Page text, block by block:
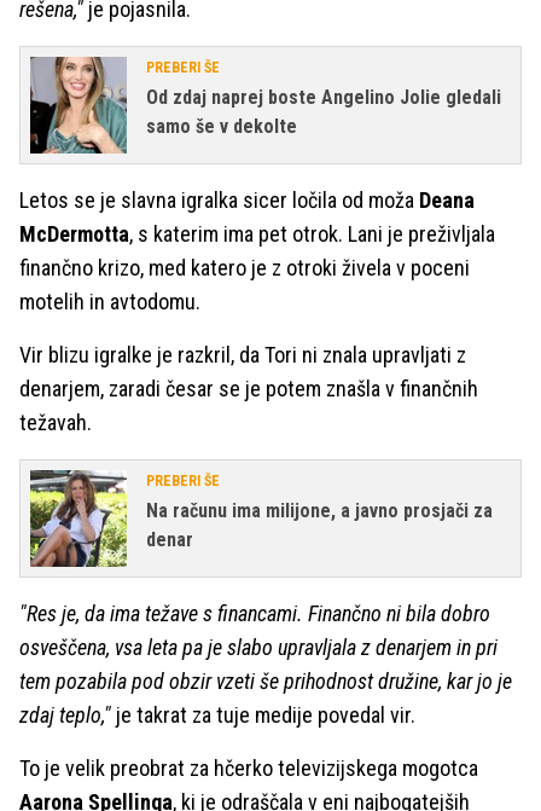
rešena," je pojasnila.
PREBERI ŠE
Od zdaj naprej boste Angelino Jolie gledali
samo še v dekolte
Letos se je slavna igralka sicer ločila od moža Deana
McDermotta, s katerim ima pet otrok. Lani je preživljala
finančno krizo, med katero je z otroki živela v poceni
motelih in avtodomu.
Vir blizu igralke je razkril, da Tori ni znala upravljati z
denarjem, zaradi česar se je potem znašla v finančnih
težavah.
PREBERI ŠE
Na računu ima milijone, a javno prosjači za
denar
"Res je, da ima težave s financami. Finančno ni bila dobro
osveščena, vsa leta pa je slabo upravljala z denarjem in pri
tem pozabila pod obzir vzeti še prihodnost družine, kar jo je
zdaj teplo," je takrat za tuje medije povedal vir.
To je velik preobrat za hčerko televizijskega mogotca
Aarona Spellinga, ki je odraščala v eni najbogatejših